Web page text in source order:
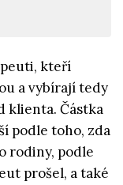
kteří
a vybírají tedy
klienta. Částka
podle toho, zda
rodiny, podle
prošel, a také